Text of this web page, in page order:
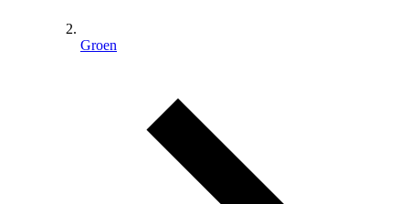
Groen